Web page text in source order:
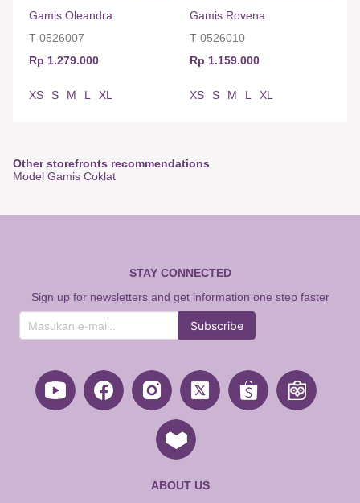
Gamis Oleandra
T-0526007
Rp 1.279.000
XS S M L XL
Gamis Rovena
T-0526010
Rp 1.159.000
XS S M L XL
Other storefronts recommendations
Model Gamis Coklat
STAY CONNECTED
Sign up for newsletters and get information one step faster
Subscribe
ABOUT US